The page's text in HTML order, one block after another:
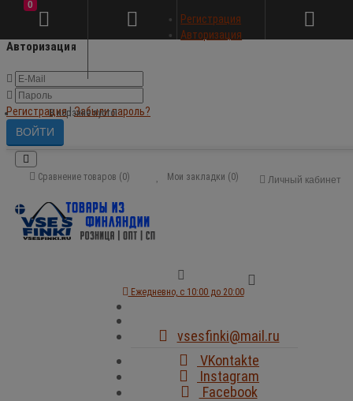
Авторизация
Регистрация|Забыли пароль?
Личный кабинет
Мои закладки (0)
Сравнение товаров (0)
Ежедневно, с 10:00 до 20:00
vsesfinki@mail.ru
VKontakte
Instagram
Facebook
Регистрация
Авторизация
0
В корзине пусто!